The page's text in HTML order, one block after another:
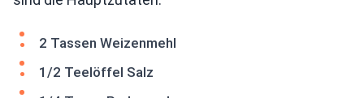
2 Tassen Weizenmehl
1/2 Teelöffel Salz